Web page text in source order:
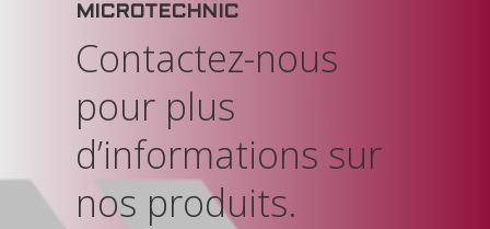
MICROTECHNIC
Contactez-nous
pour plus
d’informations sur
nos produits.